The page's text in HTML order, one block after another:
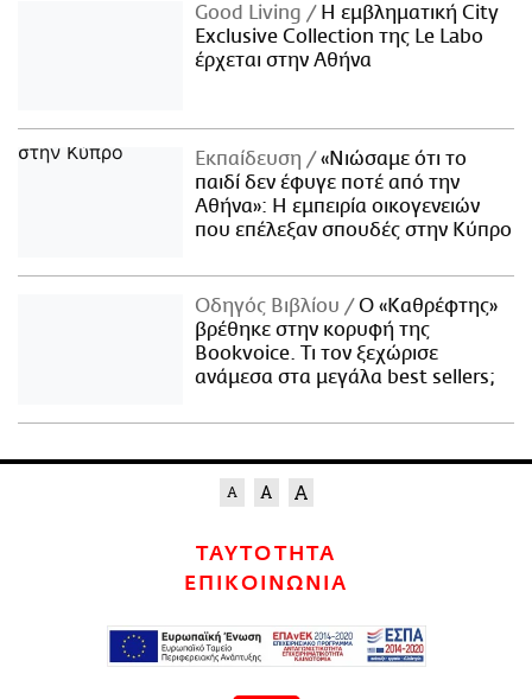
Good Living
Η εμβληματική City
Exclusive Collection της Le Labo
έρχεται στην Αθήνα
Εκπαίδευση
«Νιώσαμε ότι το
παιδί δεν έφυγε ποτέ από την
Αθήνα»: Η εμπειρία οικογενειών
που επέλεξαν σπουδές στην Κύπρο
Οδηγός Βιβλίου
Ο «Καθρέφτης»
βρέθηκε στην κορυφή της
Bookvoice. Τι τον ξεχώρισε
ανάμεσα στα μεγάλα best sellers;
ΤΑΥΤΟΤΗΤΑ
ΕΠΙΚΟΙΝΩΝΙΑ